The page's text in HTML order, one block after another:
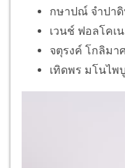
กษาปณ์ จำปาดิ
เวนช์ ฟอลโคเ
จตุรงค์ โกลิมา
เทิดพร มโนไพ